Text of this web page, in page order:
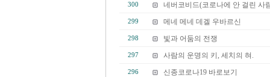
300 네버코비드(코로나에 안 걸린 사
299 메네 메네 데겔 우바르신
298 빛과 어둠의 전쟁
297 사람의 운명의 키, 세치의 혀.
296 신종코로나19 바로보기